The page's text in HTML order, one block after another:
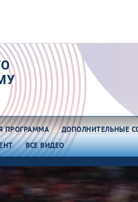
ПРОГРАММА ДОПОЛНИТЕЛЬНЫЕ
ВСЕ ВИДЕО